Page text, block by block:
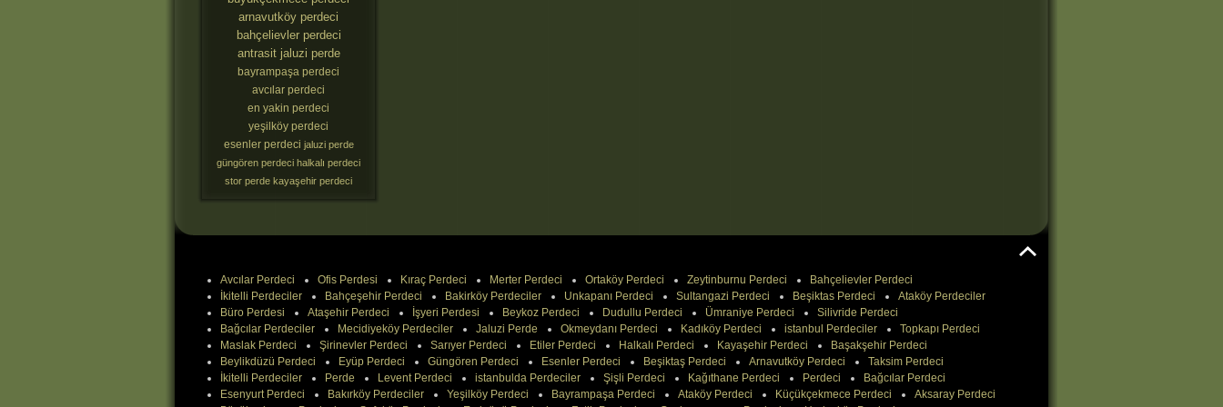
arnavutköy perdeci
bahçelievler perdeci
antrasit jaluzi perde
bayrampaşa perdeci
avcılar perdeci
en yakin perdeci
yeşilköy perdeci
esenler perdeci jaluzi perde
güngören perdeci halkalı perdeci
stor perde kayaşehir perdeci
Avcılar Perdeci Ofis Perdesi Kıraç Perdeci Merter Perdeci Ortaköy Perdeci Zeytinburnu Perdeci
Bahçelievler Perdeci
İkitelli Perdeciler
Bahçeşehir Perdeci Bakirköy Perdeciler Unkapanı Perdeci Sultangazi Perdeci Beşiktas Perdeci
Ataköy Perdeciler
Büro Perdesi
Ataşehir Perdeci İşyeri Perdesi Beykoz Perdeci Dudullu Perdeci Ümraniye Perdeci
Silivride Perdeci
Bağcılar Perdeciler
Mecidiyeköy Perdeciler Jaluzi Perde Okmeydanı Perdeci Kadıköy Perdeci istanbul Perdeciler
Topkapı Perdeci
Maslak Perdeci
Şirinevler Perdeci Sarıyer Perdeci Etiler Perdeci Halkalı Perdeci Kayaşehir Perdeci
Başakşehir Perdeci
Beylikdüzü Perdeci
Eyüp Perdeci Güngören Perdeci Esenler Perdeci Beşiktaş Perdeci Arnavutköy Perdeci
Taksim Perdeci
İkitelli Perdeciler
Perde Levent Perdeci istanbulda Perdeciler Şişli Perdeci Kağıthane Perdeci Perdeci
Bağcılar Perdeci
Esenyurt Perdeci
Bakırköy Perdeciler Yeşilköy Perdeci Bayrampaşa Perdeci Ataköy Perdeci Küçükçekmece Perdeci
Aksaray Perdeci